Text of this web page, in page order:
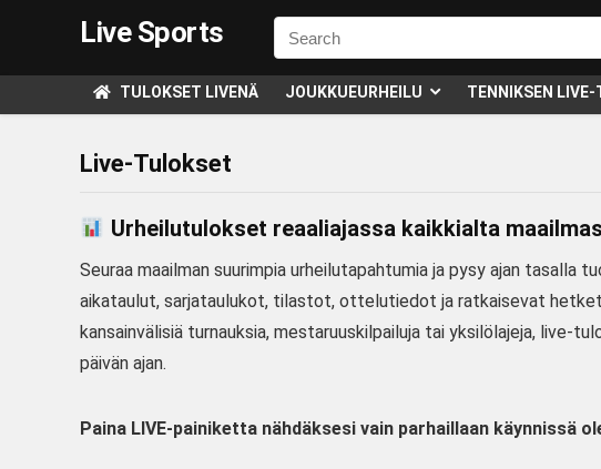
Live Sports
TULOKSET LIVENÄ JOUKKUEURHEILU TENNIKSEN LIVE-
Live-Tulokset
Urheilutulokset reaaliajassa kaikkialta
Seuraa maailman suurimpia urheilutapahtumia ja pysy ajan
aikataulut, sarjataulukot, tilastot, ottelutiedot ja ratkaisevat
kansainvälisiä turnauksia, mestaruuskilpailuja tai yksilölajeja, live-
päivän ajan.
Paina LIVE-painiketta nähdäksesi vain parhaillaan käynnissä